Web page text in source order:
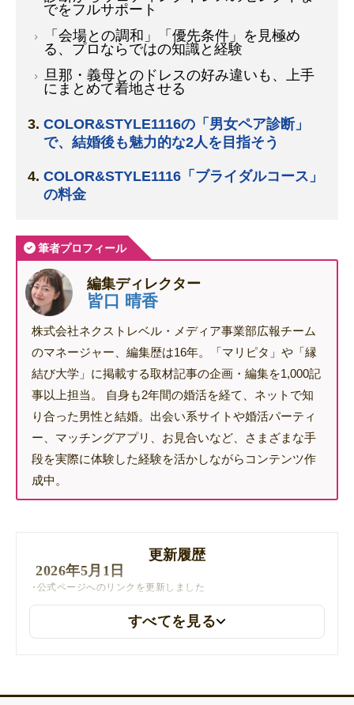
でをフルサポート
「会場との調和」「優先条件」を見極め
る、プロならではの知識と経験
旦那・義母とのドレスの好み違いも、上手
にまとめて着地させる
COLOR&STYLE1116の「男女ペア診断」
で、結婚後も魅力的な2人を目指そう
COLOR&STYLE1116「ブライダルコース」
の料金
筆者プロフィール
編集ディレクター
皆口 晴香
株式会社ネクストレベル・メディア事業部広報チーム
のマネージャー、編集歴は16年。「マリピタ」や「縁
結び大学」に掲載する取材記事の企画・編集を1,000記
事以上担当。 自身も2年間の婚活を経て、ネットで知
り合った男性と結婚。出会い系サイトや婚活パーティ
ー、マッチングアプリ、お見合いなど、さまざまな手
段を実際に体験した経験を活かしながらコンテンツ作
成中。
更新履歴
2026年5月1日
公式ページへのリンクを更新しました
すべてを見る